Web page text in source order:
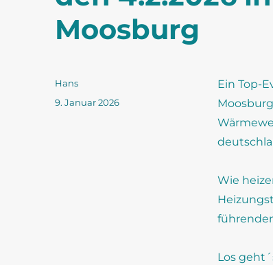
Moosburg
Ein Top-
Wie
Los
Autor
Hans
Veröffentlicht
9. Januar 2026